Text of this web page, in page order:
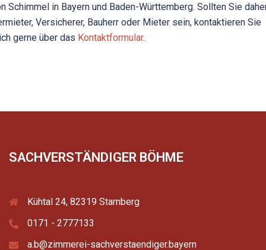
Schimmel in Bayern und Baden-Württemberg. Sollten Sie
Versicherer, Bauherr oder Mieter sein, kontaktieren Sie
gerne über das Kontaktformular.
SACHVERSTÄNDIGER BÖHME
Kühtal 24, 82319 Starnberg
0171 - 2777133
a.b@zimmerei-sachverstaendiger.bayern